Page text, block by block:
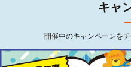
キャ
開催中のキャンペーンを